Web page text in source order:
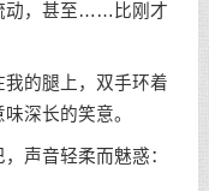
动，甚至……比刚才
的腿上，双手环着
深长的笑意。
声音轻柔而魅惑：